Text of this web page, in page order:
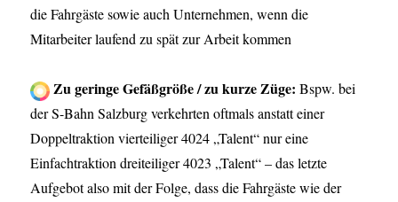
die Fahrgäste sowie auch Unternehmen, wenn die
Mitarbeiter laufend zu spät zur Arbeit kommen
Zu geringe Gefäßgröße / zu kurze Züge: Bspw. bei
der S-Bahn Salzburg verkehrten oftmals anstatt einer
Doppeltraktion vierteiliger 4024 „Talent“ nur eine
Einfachtraktion dreiteiliger 4023 „Talent“ – das letzte
Aufgebot also mit der Folge, dass die Fahrgäste wie der